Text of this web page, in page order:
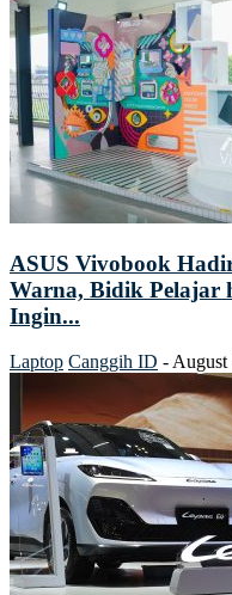
ASUS Vivobook
Warna, Bidik Pelajar
Ingin...
Laptop Canggih ID - August